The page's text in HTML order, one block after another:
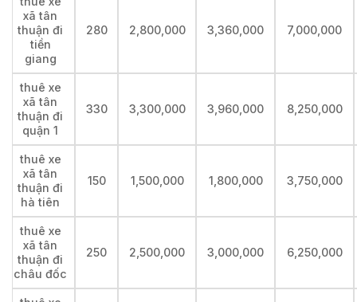
xã tân
thuận đi
tiền
giang
280 2,800,000 3,360,000 7,000,000
thuê xe
xã tân
thuận đi
quận 1
330 3,300,000 3,960,000 8,250,000
thuê xe
xã tân
thuận đi
hà tiên
150 1,500,000 1,800,000 3,750,000
thuê xe
xã tân
thuận đi
châu đốc
250 2,500,000 3,000,000 6,250,000